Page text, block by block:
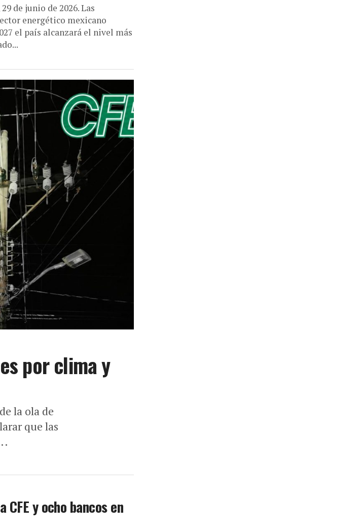
de junio de 2026. Las
energético mexicano
el país alcanzará el nivel más
por clima y
la ola de
que las
CFE y ocho bancos en